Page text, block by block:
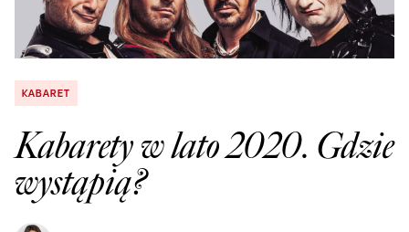
KABARET
Kabarety w lato 2020. Gdzie
wystąpią?